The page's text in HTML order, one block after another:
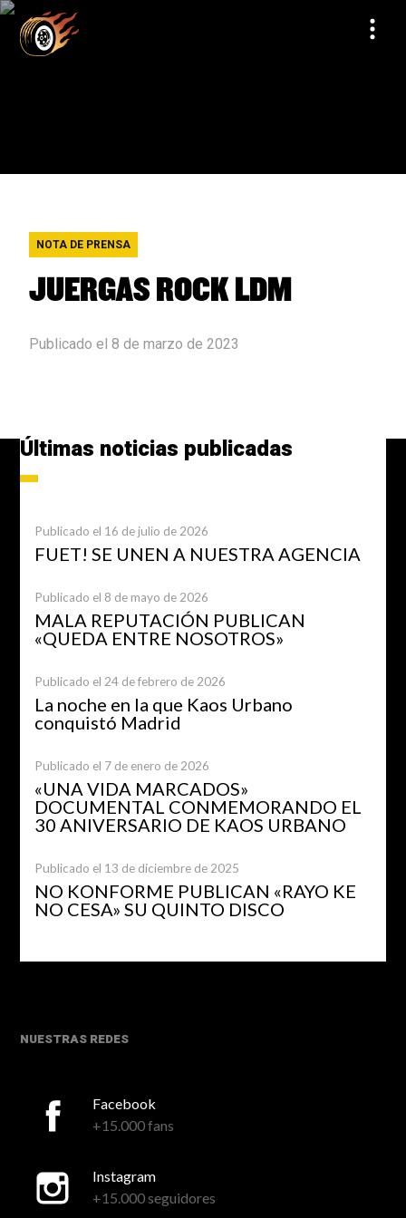
NOTA DE PRENSA
JUERGAS ROCK LDM
Publicado el 8 de marzo de 2023
Últimas noticias publicadas
Publicado el 16 de julio de 2026
FUET! SE UNEN A NUESTRA AGENCIA
Publicado el 8 de mayo de 2026
MALA REPUTACIÓN PUBLICAN
«QUEDA ENTRE NOSOTROS»
Publicado el 24 de febrero de 2026
La noche en la que Kaos Urbano
conquistó Madrid
Publicado el 7 de enero de 2026
«UNA VIDA MARCADOS»
DOCUMENTAL CONMEMORANDO EL
30 ANIVERSARIO DE KAOS URBANO
Publicado el 13 de diciembre de 2025
NO KONFORME PUBLICAN «RAYO KE
NO CESA» SU QUINTO DISCO
NUESTRAS REDES
Facebook
+15.000 fans
Instagram
+15.000 seguidores